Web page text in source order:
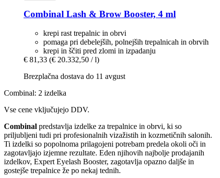
Combinal Lash & Brow Booster, 4 ml
krepi rast trepalnic in obrvi
pomaga pri debelejših, polnejših trepalnicah in obrvih
krepi in ščiti pred zlomi in izpadanju
€ 81,33 (€ 20.332,50 / l)
Brezplačna dostava do 11 avgust
Combinal: 2 izdelka
Vse cene vključujejo DDV.
Combinal predstavlja izdelke za trepalnice in obrvi, ki so
priljubljeni tudi pri profesionalnih vizažistih in kozmetičnih salonih.
Ti izdelki so popolnoma prilagojeni potrebam predela okoli oči in
zagotavljajo izjemne rezultate. Eden njihovih najbolje prodajanih
izdelkov, Expert Eyelash Booster, zagotavlja opazno daljše in
gostejše trepalnice že po nekaj tednih.